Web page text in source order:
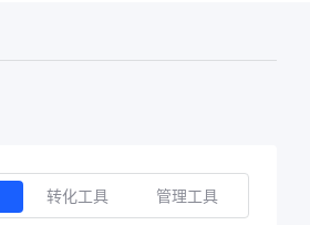
转化工具 管理工具